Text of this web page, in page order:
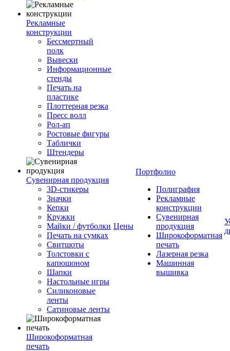
Рекламные
конструкции
Бессмертный
полк
Вывески
Информационные
стенды
Печать на
пластике
Плоттерная резка
Пресс волл
Рол-ап
Ростовые фигуры
Таблички
Штендеры
Сувенирная продукция
3D-стикеры
Значки
Кепки
Кружки
Майки / футболки
Печать на сумках
Свитшоты
Толстовки с
капюшоном
Шапки
Настольные игры
Силиконовые
ленты
Сатиновые ленты
Широкоформатная
печать
Цены
Портфолио
Полиграфия
Рекламные
конструкции
Сувенирная
продукция
Широкоформатная
печать
Лазерная резка
Машинная
вышивка